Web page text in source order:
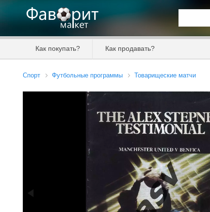
Как покупать? Как продавать?
Спорт Футбольные программы Товарищеские матчи